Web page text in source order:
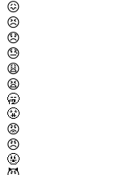
😖
😣
😞
😓
😩
😫
🥱
😤
😡
😠
🤬